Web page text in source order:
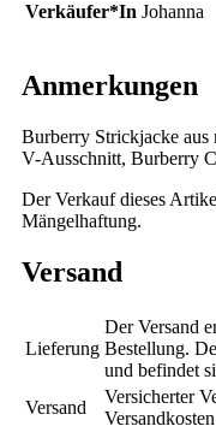
Verkäufer*In Johanna
Anmerkungen
Burberry Strickjacke aus
V-Ausschnitt, Burberry
Der Verkauf dieses
Mängelhaftung.
Versand
Lieferung
Der Versand
Bestellung.
und befindet
Versand
Versicherter